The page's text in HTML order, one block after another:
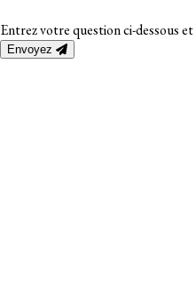
Entrez votre question ci-dessous
Envoyez